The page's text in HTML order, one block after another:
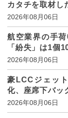
カタチを取材し
2026年08月06日
航空業界の手
「紛失」は1
2026年08月06日
豪LCCジェッ
化、座席下バッ
2026年08月06日